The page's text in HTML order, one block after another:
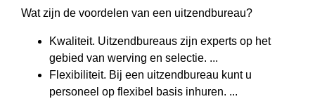
Wat zijn de voordelen van een uitzendbureau?
Kwaliteit. Uitzendbureaus zijn experts op het
gebied van werving en selectie. ...
Flexibiliteit. Bij een uitzendbureau kunt u
personeel op flexibel basis inhuren. ...